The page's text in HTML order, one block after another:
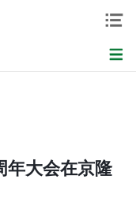
年大会在京隆